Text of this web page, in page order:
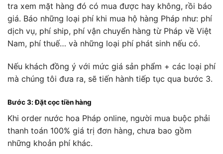
tra xem mặt hàng đó có mua được hay không, rồi báo
giá. Báo những loại phí khi mua hộ hàng Pháp như: phí
dịch vụ, phí ship, phí vận chuyển hàng từ Pháp về Việt
Nam, phí thuế… và những loại phí phát sinh nếu có.
Nếu khách đồng ý với mức giá sản phẩm + các loại phí
mà chúng tôi đưa ra, sẽ tiến hành tiếp tục qua bước 3.
Bước 3: Đặt cọc tiền hàng
Khi order nước hoa Pháp online, người mua buộc phải
thanh toán 100% giá trị đơn hàng, chưa bao gồm
những khoản phí khác.